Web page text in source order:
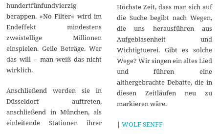
hundertfünfundvierzig
berappen. »No Filter« wird im
Endeffekt mindestens
zweistellige Millionen
einspielen. Geile Beträge. Wer
das will – man weiß das nicht
wirklich.
Anschließend werden sie in
Düsseldorf auftreten,
anschließend in München, als
einleitende Stationen ihrer
Höchste Zeit, dass man sich auf
die Suche begibt nach Wegen,
die uns herausführen aus
Aufgeblasenheit und
Wichtigtuerei. Gibt es solche
Wege? Wir singen ein altes Lied
und führen eine
althergebrachte Debatte, die in
diesen Zeitläufen neu zu
markieren wäre.
| WOLF SENFF